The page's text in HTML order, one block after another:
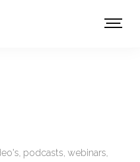
podcasts, webinars,